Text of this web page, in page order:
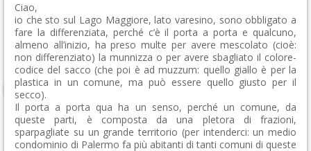
Ciao,
io che sto sul Lago Maggiore, lato varesino, sono obbligato a
fare la differenziata, perché c’è il porta a porta e qualcuno,
almeno all’inizio, ha preso multe per avere mescolato (cioè:
non differenziato) la munnizza o per avere sbagliato il colore-
codice del sacco (che poi è ad muzzum: quello giallo è per la
plastica in un comune, ma può essere quello giusto per il
secco).
Il porta a porta qua ha un senso, perché un comune, da
queste parti, è composta da una pletora di frazioni,
sparpagliate su un grande territorio (per intenderci: un medio
condominio di Palermo fa più abitanti di tanti comuni di queste